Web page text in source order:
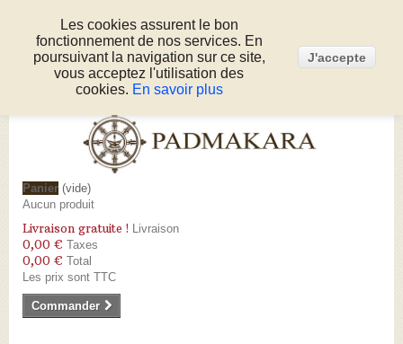
Connexion
Appelez-nous au :05 53 50 80 51
Panier (vide)
Aucun produit
Livraison gratuite ! Livraison
0,00 € Taxes
0,00 € Total
Les prix sont TTC
Commander
Les cookies assurent le bon
fonctionnement de nos services. En
poursuivant la navigation sur ce site,
vous acceptez l'utilisation des
cookies. En savoir plus
J'accepte